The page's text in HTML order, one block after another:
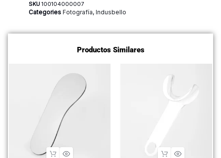
SKU 100104000007
Categories Fotografía, Indusbello
Productos Similares